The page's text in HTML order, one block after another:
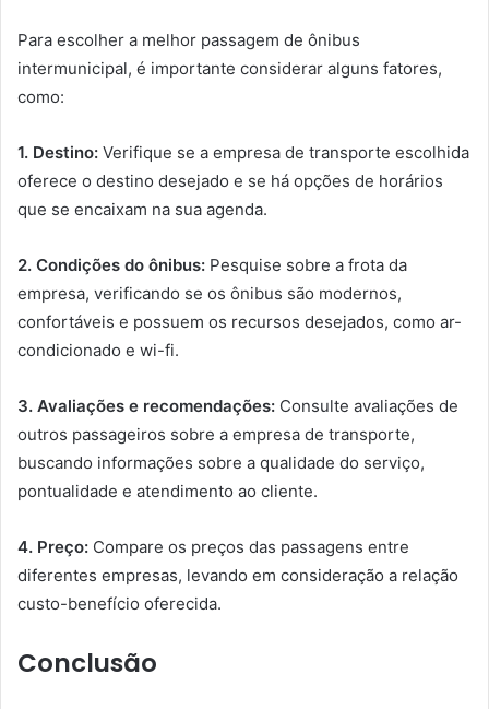
Para escolher a melhor passagem de ônibus
intermunicipal, é importante considerar alguns fatores,
como:
1. Destino: Verifique se a empresa de transporte escolhida
oferece o destino desejado e se há opções de horários
que se encaixam na sua agenda.
2. Condições do ônibus: Pesquise sobre a frota da
empresa, verificando se os ônibus são modernos,
confortáveis e possuem os recursos desejados, como ar-
condicionado e wi-fi.
3. Avaliações e recomendações: Consulte avaliações de
outros passageiros sobre a empresa de transporte,
buscando informações sobre a qualidade do serviço,
pontualidade e atendimento ao cliente.
4. Preço: Compare os preços das passagens entre
diferentes empresas, levando em consideração a relação
custo-benefício oferecida.
Conclusão